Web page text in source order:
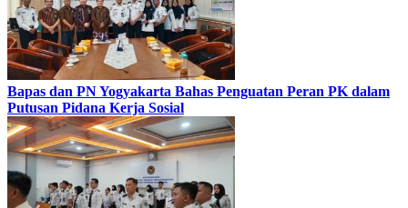
Bapas dan PN Yogyakarta Bahas Penguatan Peran PK dalam
Putusan Pidana Kerja Sosial